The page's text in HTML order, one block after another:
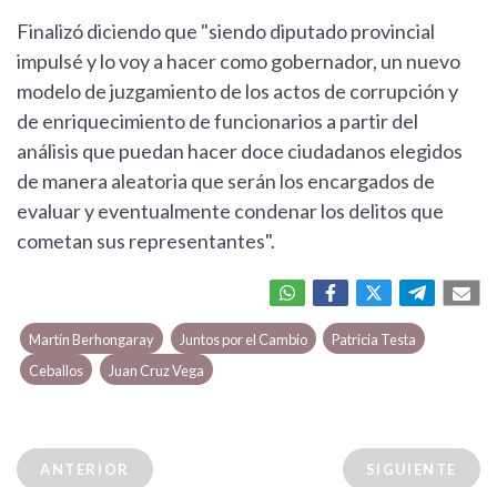
Finalizó diciendo que "siendo diputado provincial
impulsé y lo voy a hacer como gobernador, un nuevo
modelo de juzgamiento de los actos de corrupción y
de enriquecimiento de funcionarios a partir del
análisis que puedan hacer doce ciudadanos elegidos
de manera aleatoria que serán los encargados de
evaluar y eventualmente condenar los delitos que
cometan sus representantes".
Martín Berhongaray Juntos por el Cambio
Patricia Testa
Ceballos
Juan Cruz Vega
ANTERIOR SIGUIENTE